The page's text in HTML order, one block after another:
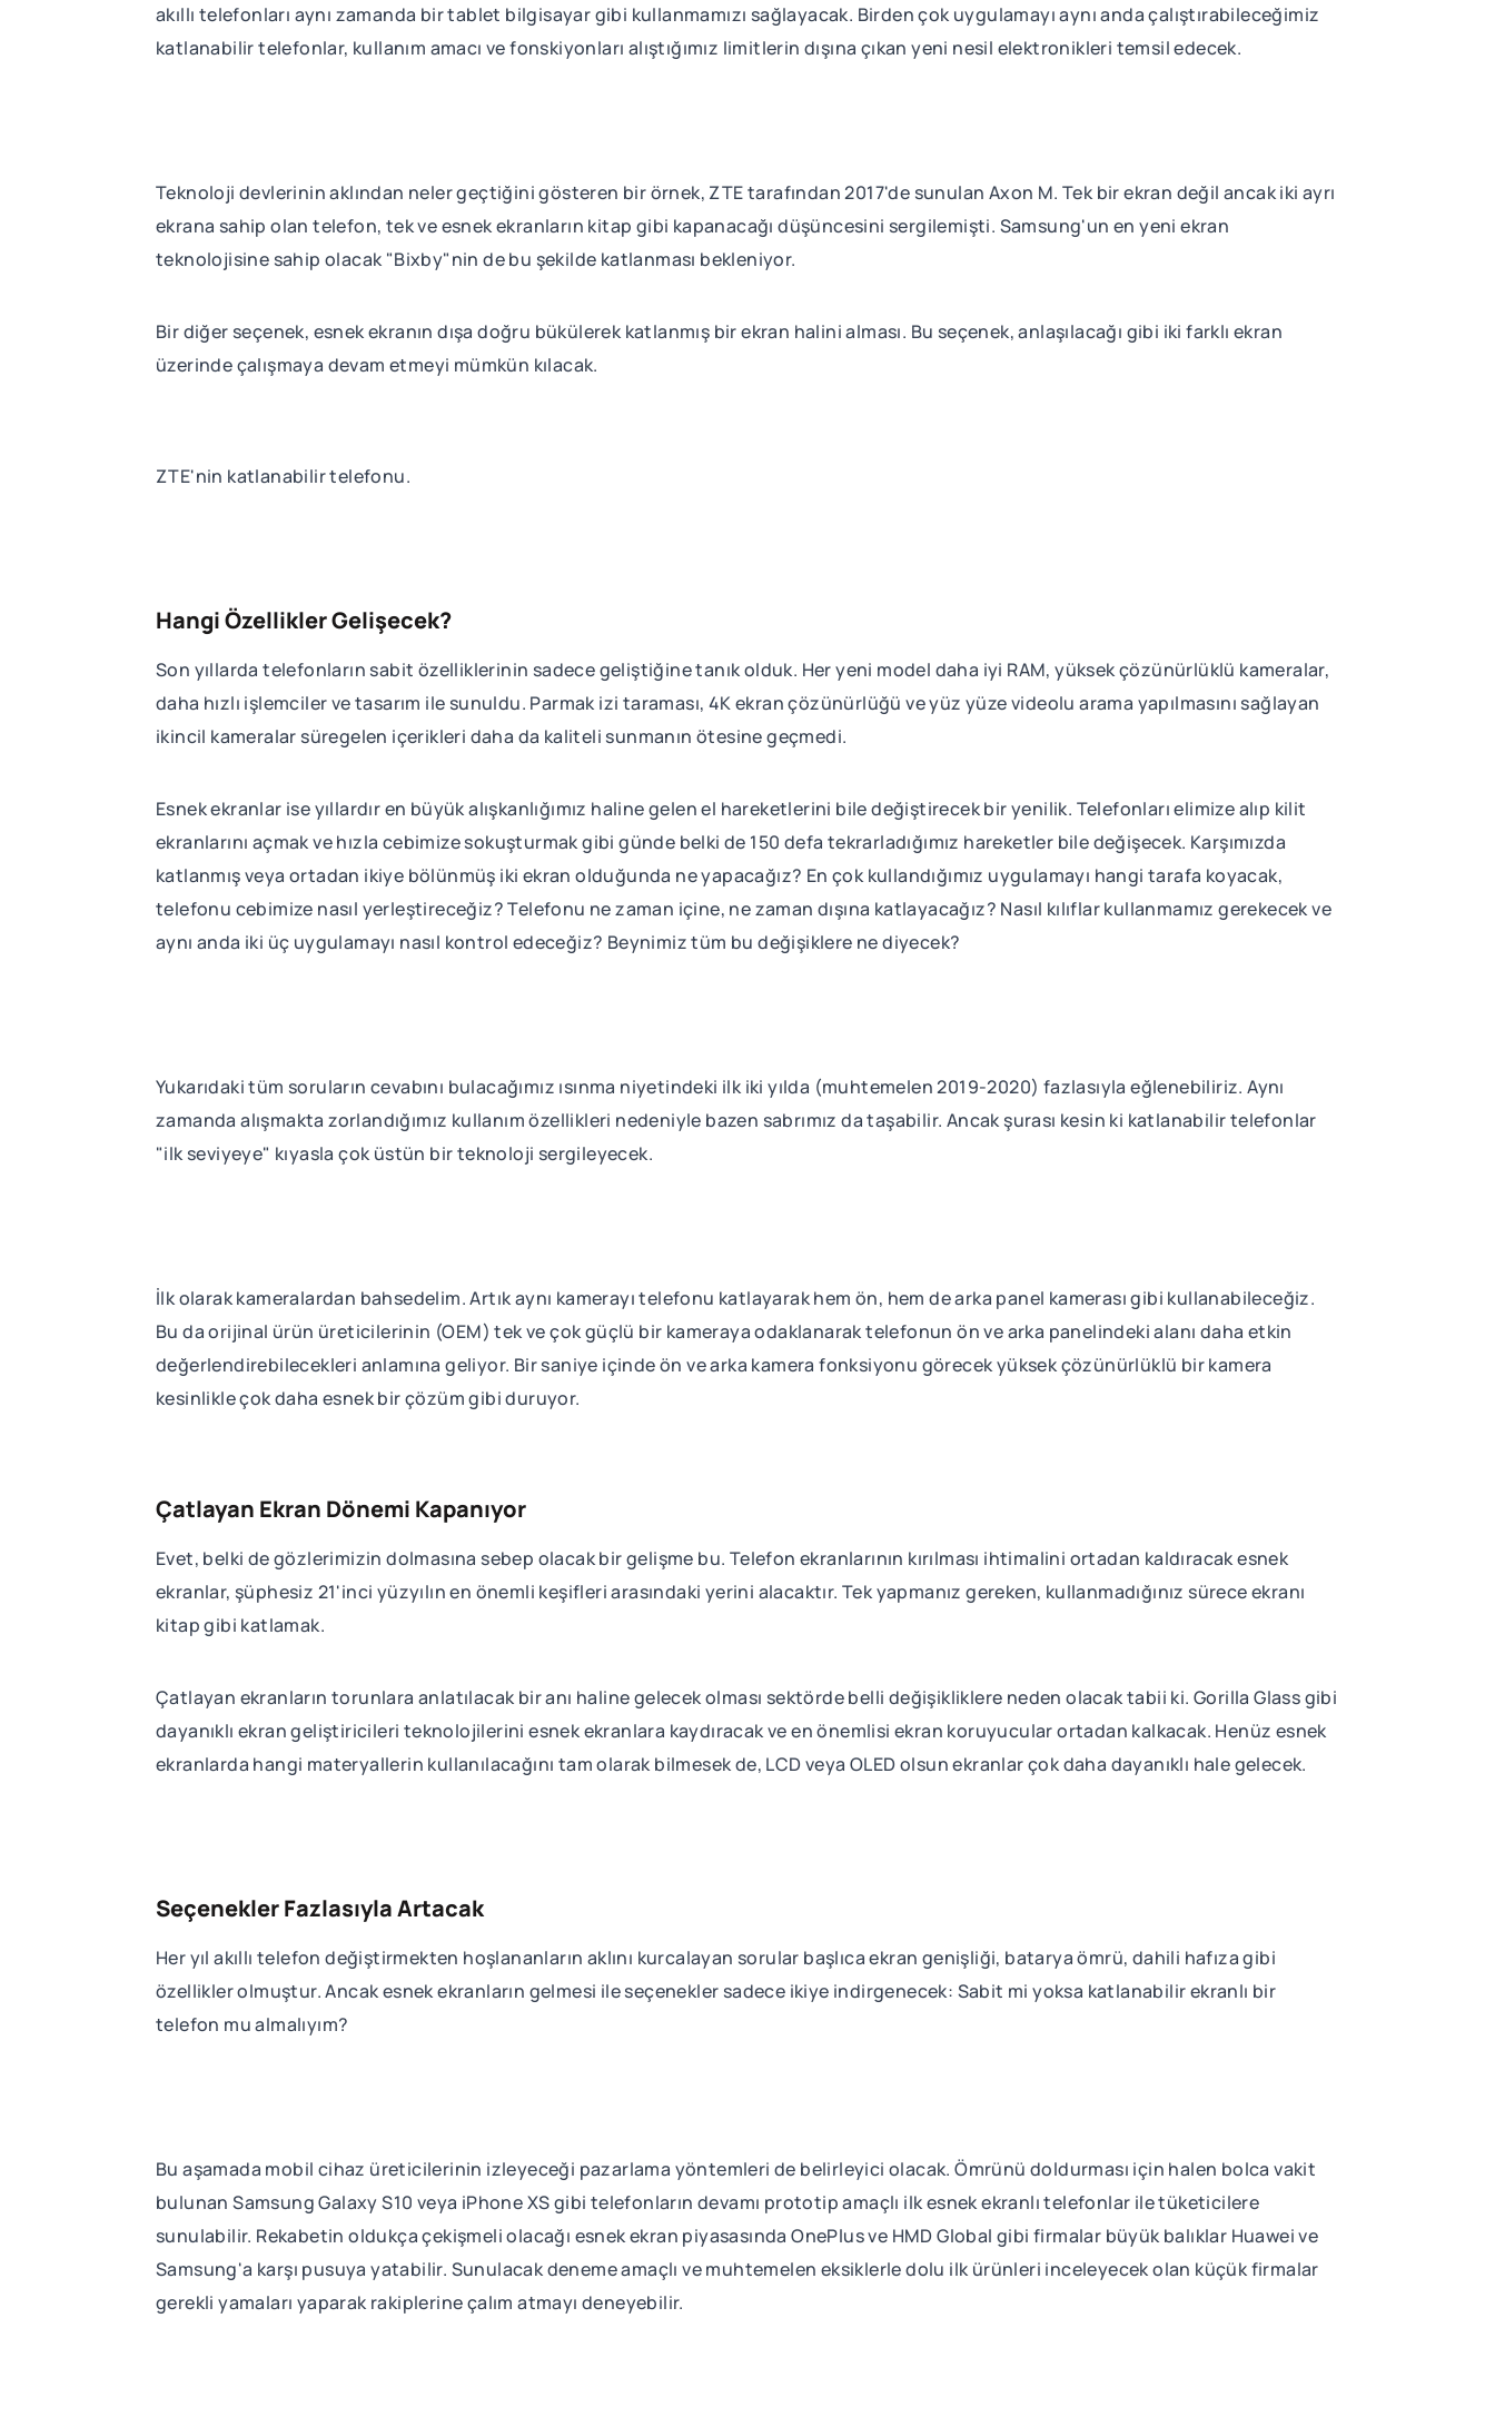
akıllı telefonları aynı zamanda bir tablet bilgisayar gibi kullanmamızı sağlayacak. Birden çok uygulamayı aynı anda çalıştırabileceğimiz
katlanabilir telefonlar, kullanım amacı ve fonskiyonları alıştığımız limitlerin dışına çıkan yeni nesil elektronikleri temsil edecek.
Teknoloji devlerinin aklından neler geçtiğini gösteren bir örnek, ZTE tarafından 2017'de sunulan Axon M. Tek bir ekran değil ancak iki ayrı
ekrana sahip olan telefon, tek ve esnek ekranların kitap gibi kapanacağı düşüncesini sergilemişti. Samsung'un en yeni ekran
teknolojisine sahip olacak "Bixby"nin de bu şekilde katlanması bekleniyor.
Bir diğer seçenek, esnek ekranın dışa doğru bükülerek katlanmış bir ekran halini alması. Bu seçenek, anlaşılacağı gibi iki farklı ekran
üzerinde çalışmaya devam etmeyi mümkün kılacak.
ZTE'nin katlanabilir telefonu.
Hangi Özellikler Gelişecek?
Son yıllarda telefonların sabit özelliklerinin sadece geliştiğine tanık olduk. Her yeni model daha iyi RAM, yüksek çözünürlüklü kameralar,
daha hızlı işlemciler ve tasarım ile sunuldu. Parmak izi taraması, 4K ekran çözünürlüğü ve yüz yüze videolu arama yapılmasını sağlayan
ikincil kameralar süregelen içerikleri daha da kaliteli sunmanın ötesine geçmedi.
Esnek ekranlar ise yıllardır en büyük alışkanlığımız haline gelen el hareketlerini bile değiştirecek bir yenilik. Telefonları elimize alıp kilit
ekranlarını açmak ve hızla cebimize sokuşturmak gibi günde belki de 150 defa tekrarladığımız hareketler bile değişecek. Karşımızda
katlanmış veya ortadan ikiye bölünmüş iki ekran olduğunda ne yapacağız? En çok kullandığımız uygulamayı hangi tarafa koyacak,
telefonu cebimize nasıl yerleştireceğiz? Telefonu ne zaman içine, ne zaman dışına katlayacağız? Nasıl kılıflar kullanmamız gerekecek ve
aynı anda iki üç uygulamayı nasıl kontrol edeceğiz? Beynimiz tüm bu değişiklere ne diyecek?
Yukarıdaki tüm soruların cevabını bulacağımız ısınma niyetindeki ilk iki yılda (muhtemelen 2019-2020) fazlasıyla eğlenebiliriz. Aynı
zamanda alışmakta zorlandığımız kullanım özellikleri nedeniyle bazen sabrımız da taşabilir. Ancak şurası kesin ki katlanabilir telefonlar
"ilk seviyeye" kıyasla çok üstün bir teknoloji sergileyecek.
İlk olarak kameralardan bahsedelim. Artık aynı kamerayı telefonu katlayarak hem ön, hem de arka panel kamerası gibi kullanabileceğiz.
Bu da orijinal ürün üreticilerinin (OEM) tek ve çok güçlü bir kameraya odaklanarak telefonun ön ve arka panelindeki alanı daha etkin
değerlendirebilecekleri anlamına geliyor. Bir saniye içinde ön ve arka kamera fonksiyonu görecek yüksek çözünürlüklü bir kamera
kesinlikle çok daha esnek bir çözüm gibi duruyor.
Çatlayan Ekran Dönemi Kapanıyor
Evet, belki de gözlerimizin dolmasına sebep olacak bir gelişme bu. Telefon ekranlarının kırılması ihtimalini ortadan kaldıracak esnek
ekranlar, şüphesiz 21'inci yüzyılın en önemli keşifleri arasındaki yerini alacaktır. Tek yapmanız gereken, kullanmadığınız sürece ekranı
kitap gibi katlamak.
Çatlayan ekranların torunlara anlatılacak bir anı haline gelecek olması sektörde belli değişikliklere neden olacak tabii ki. Gorilla Glass gibi
dayanıklı ekran geliştiricileri teknolojilerini esnek ekranlara kaydıracak ve en önemlisi ekran koruyucular ortadan kalkacak. Henüz esnek
ekranlarda hangi materyallerin kullanılacağını tam olarak bilmesek de, LCD veya OLED olsun ekranlar çok daha dayanıklı hale gelecek.
Seçenekler Fazlasıyla Artacak
Her yıl akıllı telefon değiştirmekten hoşlananların aklını kurcalayan sorular başlıca ekran genişliği, batarya ömrü, dahili hafıza gibi
özellikler olmuştur. Ancak esnek ekranların gelmesi ile seçenekler sadece ikiye indirgenecek: Sabit mi yoksa katlanabilir ekranlı bir
telefon mu almalıyım?
Bu aşamada mobil cihaz üreticilerinin izleyeceği pazarlama yöntemleri de belirleyici olacak. Ömrünü doldurması için halen bolca vakit
bulunan Samsung Galaxy S10 veya iPhone XS gibi telefonların devamı prototip amaçlı ilk esnek ekranlı telefonlar ile tüketicilere
sunulabilir. Rekabetin oldukça çekişmeli olacağı esnek ekran piyasasında OnePlus ve HMD Global gibi firmalar büyük balıklar Huawei ve
Samsung'a karşı pusuya yatabilir. Sunulacak deneme amaçlı ve muhtemelen eksiklerle dolu ilk ürünleri inceleyecek olan küçük firmalar
gerekli yamaları yaparak rakiplerine çalım atmayı deneyebilir.